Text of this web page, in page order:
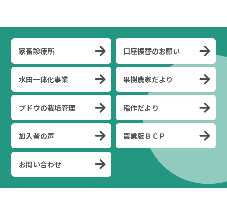
家畜診療所 口座振替のお願い
水田一体化事業 果樹農家だより
ブドウの栽培管理 稲作だより
加入者の声 農業版ＢＣＰ
お問い合わせ